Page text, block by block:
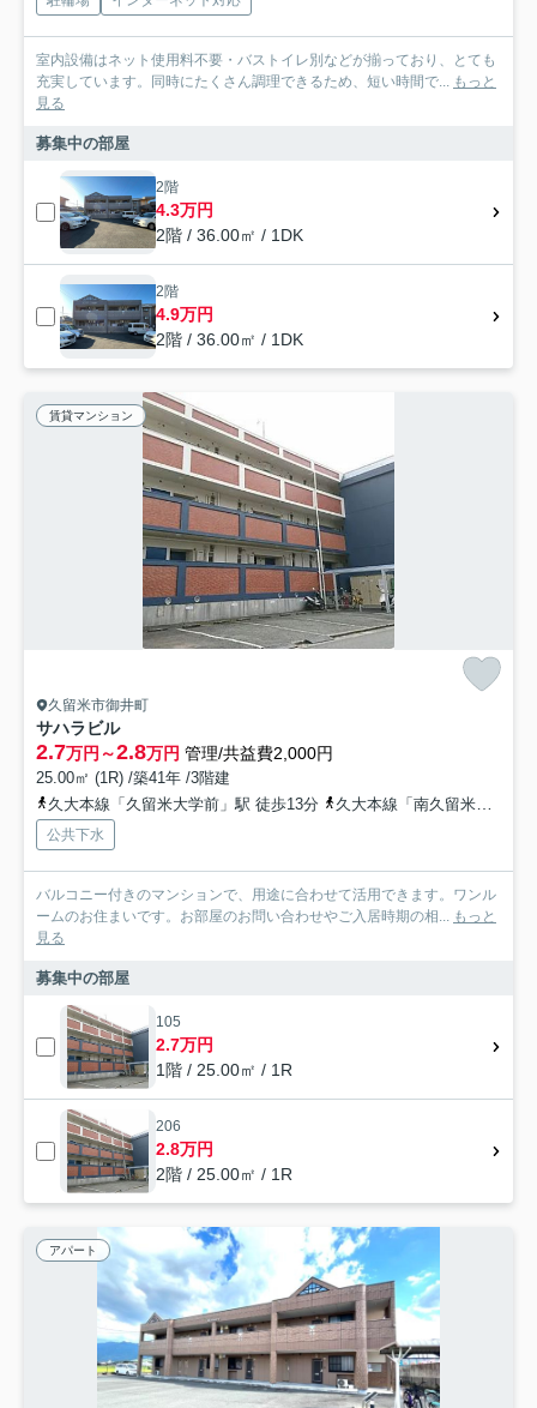
室内設備はネット使用料不要・バストイレ別などが揃っており、とても
充実しています。同時にたくさん調理できるため、短い時間で... もっと
見る
募集中の部屋
2階
4.3万円
2階 / 36.00㎡ / 1DK
2階
4.9万円
2階 / 36.00㎡ / 1DK
賃貸マンション
久留米市御井町
サハラビル
2.7万円～2.8万円 管理/共益費2,000円
25.00㎡ (1R) /築41年 /3階建
久大本線「久留米大学前」駅 徒歩13分
久大本線「南久留米」駅 徒歩18分
公共下水
バルコニー付きのマンションで、用途に合わせて活用できます。ワンル
ームのお住まいです。お部屋のお問い合わせやご入居時期の相... もっと
見る
募集中の部屋
105
2.7万円
1階 / 25.00㎡ / 1R
206
2.8万円
2階 / 25.00㎡ / 1R
アパート